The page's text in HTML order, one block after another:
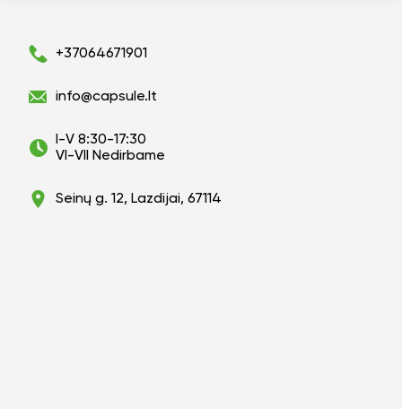
+37064671901
info@capsule.lt
I-V 8:30-17:30
VI-VII Nedirbame
Seinų g. 12, Lazdijai, 67114